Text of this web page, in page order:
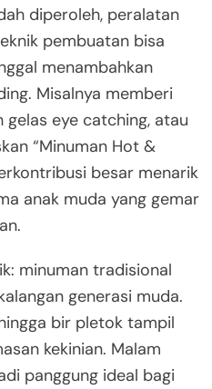
diperoleh, peralatan
pembuatan bisa
menambahkan
Misalnya memberi
gelas eye catching, atau
“Minuman Hot &
besar menarik
anak muda yang gemar
minuman tradisional
generasi muda.
bir pletok tampil
kekinian. Malam
panggung ideal bagi